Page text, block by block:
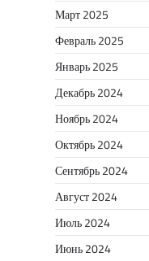
Март 2025
Февраль 2025
Январь 2025
Декабрь 2024
Ноябрь 2024
Октябрь 2024
Сентябрь 2024
Август 2024
Июль 2024
Июнь 2024